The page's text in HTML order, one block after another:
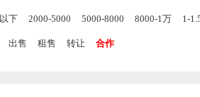
下 2000-5000 5000-8000 8000-1万 1-
出售 租售 转让 合作